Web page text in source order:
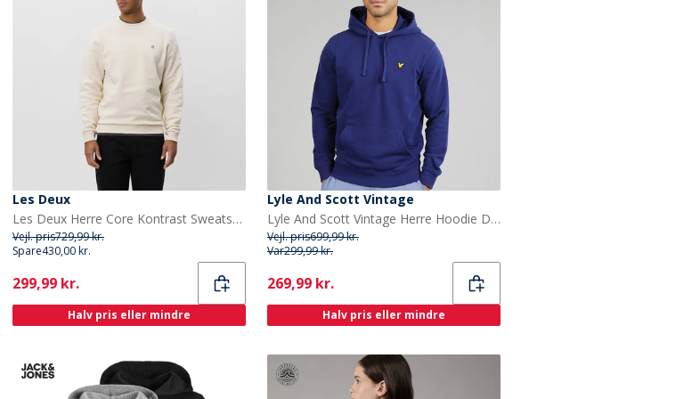
Les Deux
Les Deux Herre Core Kontrast Sweatshirt Ivory
Vejl. pris729,99 kr.
Spare430,00 kr.
Current
299,99 kr.
Halv pris eller mindre
Lyle And Scott Vintage
Lyle And Scott Vintage Herre Hoodie Deep Indigo
Vejl. pris699,99 kr.
Var299,99 kr.
Current
269,99 kr.
Halv pris eller mindre